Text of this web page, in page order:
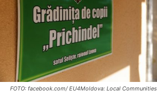
FOTO: facebook.com/ EU4Moldova: Local Communities